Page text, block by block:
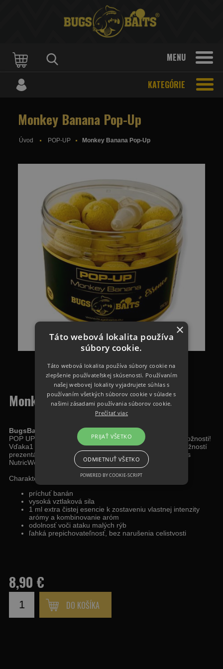
MENU
KATEGÓRIE
Monkey Banana Pop-Up
Úvod POP-UP Monkey Banana Pop-Up
Monkey Banana Pop-Up
BugsBaits POP-UP 15mm - Monkey Banana 50g
POP UP BugsBaits
to nie sú len POP-ky. BugsBaits sú možnosti!
Vďaka1 ml extra čistej exkluzívnej esencie, máte viac možností
prezentácie, či už samostatne alebo v kombinácii s boilies
NutricWorld.
Charakteristika:
príchuť banán
vysoká vztlaková sila
1 ml extra čistej esencie k zostaveniu vlastnej intenzity
arómy a kombinovanie aróm
odolnosť voči ataku malých rýb
ľahká prepichovateľnosť, bez narušenia celistvosti
8,90 €
DO KOŠÍKA
×
Táto webová lokalita používa
súbory cookie.
Táto webová lokalita používa súbory cookie na
zlepšenie používateľskej skúsenosti. Používaním
našej webovej lokality vyjadrujete súhlas s
používaním všetkých súborov cookie v súlade s
našimi zásadami používania súborov cookie.
Prečítať viac
PRIJAŤ VŠETKO
ODMIETNUŤ VŠETKO
POWERED BY COOKIE-SCRIPT